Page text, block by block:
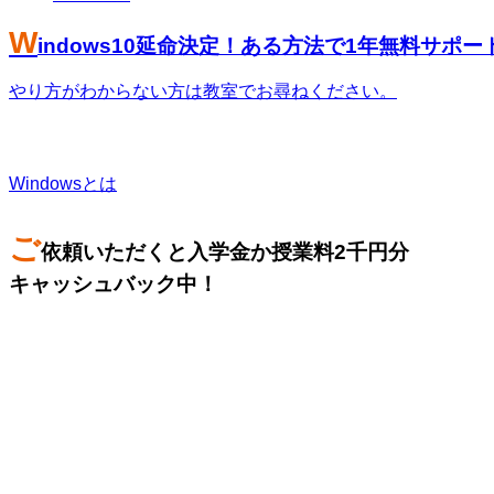
Windows10延命決定！ある方法で1年無料サポー
やり方がわからない方は教室でお尋ねください。
Windowsとは
ご依頼いただくと入学金か授業料2千円分
キャッシュバック中！